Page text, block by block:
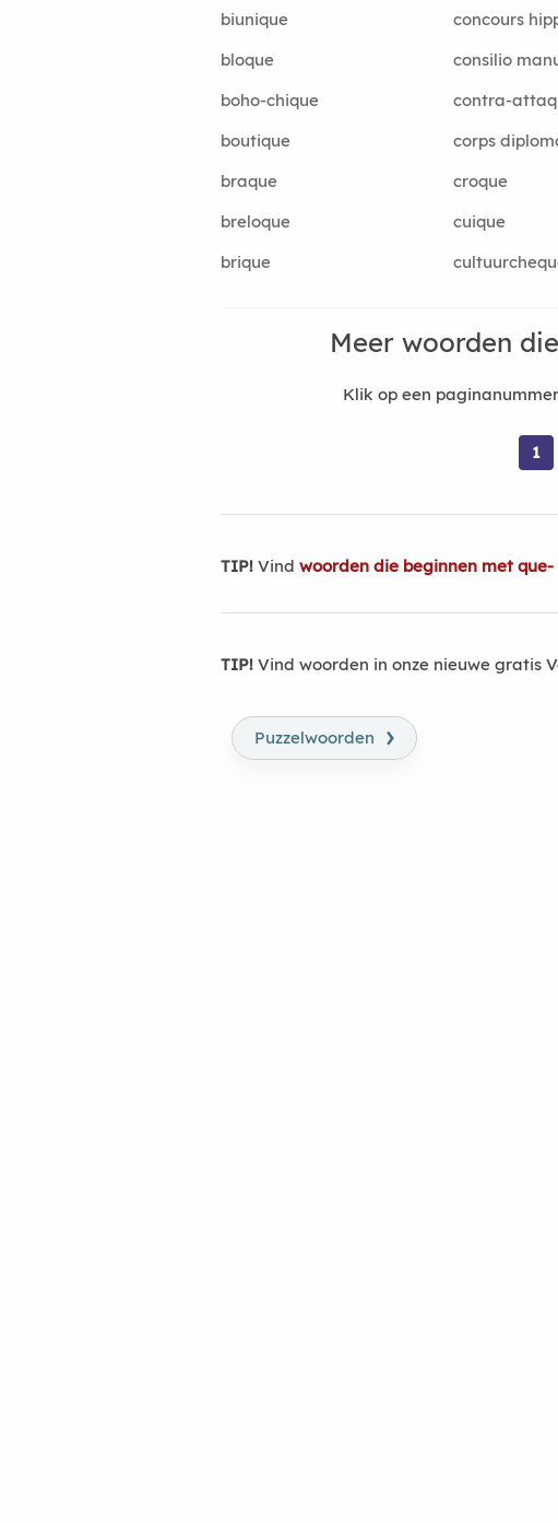
biunique
concours
bloque
consilio
boho-chique
contra-
boutique
corps
braque
croque
breloque
cuique
brique
Meer woorden
Klik op een
1
TIP! Vind woorden die beginnen met que-
TIP! Vind woorden in onze nieuwe gratis
Puzzelwoorden ›